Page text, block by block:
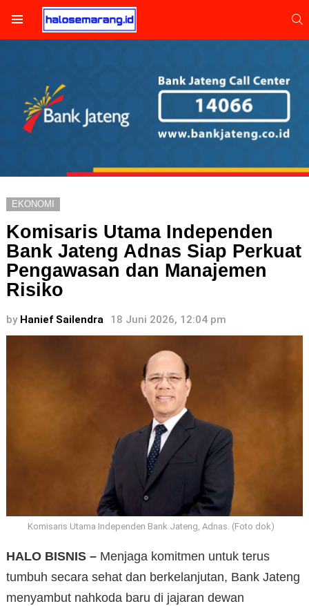
EKONOMI
Komisaris Utama Independen
Bank Jateng Adnas Siap Perkuat
Pengawasan dan Manajemen
Risiko
by Hanief Sailendra 18 Juni 2026, 12:04 pm
Komisaris Utama Independen Bank Jateng, Adnas. (Foto dok)
HALO BISNIS – Menjaga komitmen untuk terus
tumbuh secara sehat dan berkelanjutan, Bank Jateng
menyambut nahkoda baru di jajaran dewan